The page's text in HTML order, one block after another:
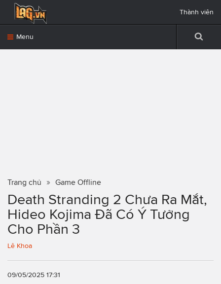
Menu
Thành viên
Trang chủ Game Offline
Death Stranding 2 Chưa Ra Mắt,
Hideo Kojima Đã Có Ý Tưởng
Cho Phần 3
Lê Khoa
09/05/2025 17:31